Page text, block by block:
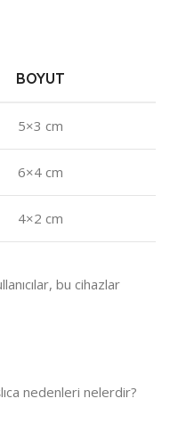
BOYUT
5×3 cm
6×4 cm
4×2 cm
bu cihazlar
nedenleri nelerdir?